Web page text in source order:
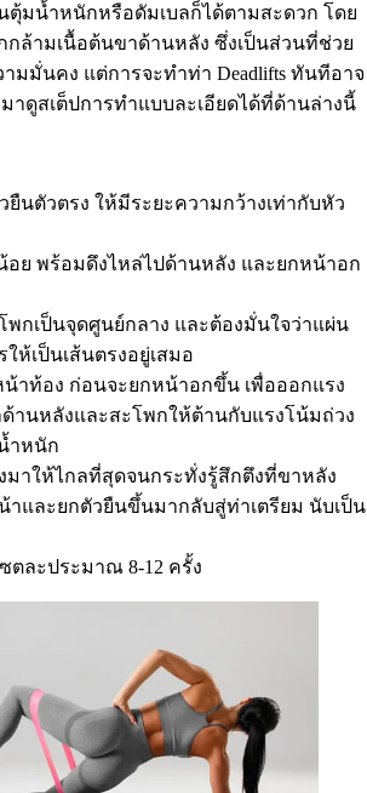
ตุ้มน้ำหนักหรือดัมเบลก็ได้ตามสะดวก โดย
กล้ามเนื้อต้นขาด้านหลัง ซึ่งเป็นส่วนที่ช่วย
มมั่นคง แต่การจะทำท่า Deadlifts ทันทีอาจ
มาดูสเต็ปการทำแบบละเอียดได้ที่ด้านล่างนี้
นตัวตรง ให้มีระยะความกว้างเท่ากับหัว
น้อย พร้อมดึงไหล่ไปด้านหลัง และยกหน้าอก
พกเป็นจุดศูนย์กลาง และต้องมั่นใจว่าแผ่น
ห้เป็นเส้นตรงอยู่เสมอ
น้าท้อง ก่อนจะยกหน้าอกขึ้น เพื่อออกแรง
านหลังและสะโพกให้ต้านกับแรงโน้มถ่วง
ำหนัก
าให้ไกลที่สุดจนกระทั่งรู้สึกตึงที่ขาหลัง
และยกตัวยืนขึ้นมากลับสู่ท่าเตรียม นับเป็น
ซตละประมาณ 8-12 ครั้ง